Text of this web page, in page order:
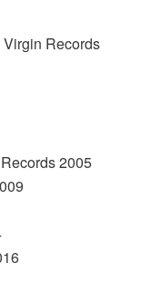
Virgin Records
2005